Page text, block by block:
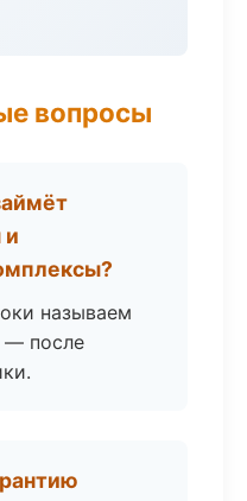
вопросы
и
называем
— после